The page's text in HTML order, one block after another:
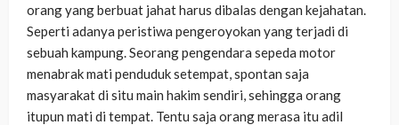
orang yang berbuat jahat harus dibalas dengan kejahatan.
Seperti adanya peristiwa pengeroyokan yang terjadi di
sebuah kampung. Seorang pengendara sepeda motor
menabrak mati penduduk setempat, spontan saja
masyarakat di situ main hakim sendiri, sehingga orang
itupun mati di tempat. Tentu saja orang merasa itu adil